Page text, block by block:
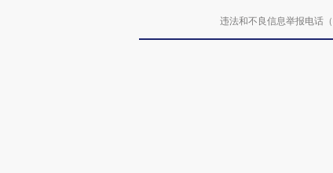
违法和不良信息举报电话